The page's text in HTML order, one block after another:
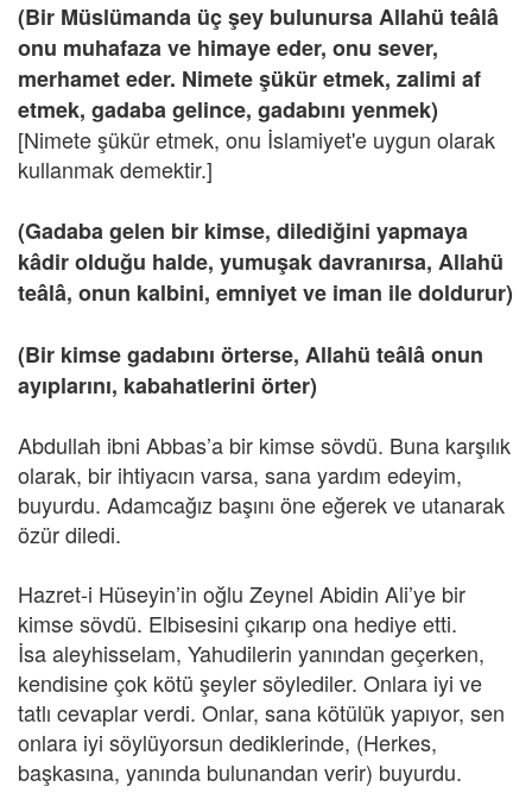
(Bir Müslümanda üç şey bulunursa Allahü teâlâ
onu muhafaza ve himaye eder, onu sever,
merhamet eder. Nimete şükür etmek, zalimi af
etmek, gadaba gelince, gadabını yenmek)
[Nimete şükür etmek, onu İslamiyet'e uygun olarak
kullanmak demektir.]
(Gadaba gelen bir kimse, dilediğini yapmaya
kâdir olduğu halde, yumuşak davranırsa, Allahü
teâlâ, onun kalbini, emniyet ve iman ile doldurur)
(Bir kimse gadabını örterse, Allahü teâlâ onun
ayıplarını, kabahatlerini örter)
Abdullah ibni Abbas’a bir kimse sövdü. Buna karşılık
olarak, bir ihtiyacın varsa, sana yardım edeyim,
buyurdu. Adamcağız başını öne eğerek ve utanarak
özür diledi.
Hazret-i Hüseyin’in oğlu Zeynel Abidin Ali’ye bir
kimse sövdü. Elbisesini çıkarıp ona hediye etti.
İsa aleyhisselam, Yahudilerin yanından geçerken,
kendisine çok kötü şeyler söylediler. Onlara iyi ve
tatlı cevaplar verdi. Onlar, sana kötülük yapıyor, sen
onlara iyi söylüyorsun dediklerinde, (Herkes,
başkasına, yanında bulunandan verir) buyurdu.